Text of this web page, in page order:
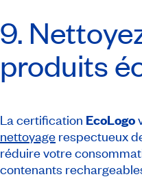
9.
produits
La certification EcoLogo
nettoyage respectueux
réduire votre
contenants